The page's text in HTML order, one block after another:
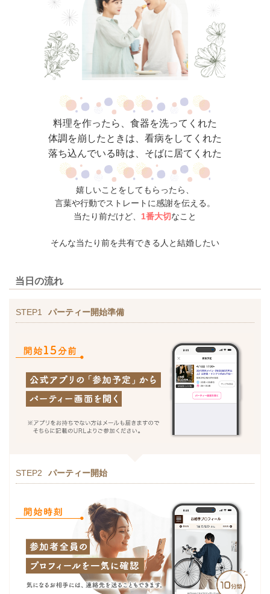
料理を作ったら、食器を洗ってくれた
体調を崩したときは、看病をしてくれた
落ち込んでいる時は、そばに居てくれた
嬉しいことをしてもらったら、
言葉や行動でストレートに感謝を伝える。
当たり前だけど、 1番大切なこと
そんな当たり前を共有できる人と結婚したい
当日の流れ
STEP1 パーティー開始準備
STEP2 パーティー開始